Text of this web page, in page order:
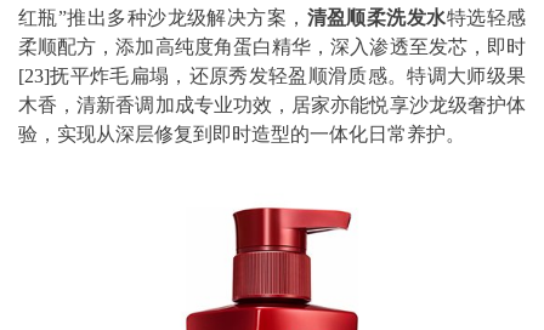
红瓶”推出多种沙龙级解决方案， 清盈顺柔洗发水特选轻感
柔顺配方，添加高纯度角蛋白精华，深入渗透至发芯，即时
[23]抚平炸毛扁塌，还原秀发轻盈顺滑质感。特调大师级果
木香，清新香调加成专业功效，居家亦能悦享沙龙级奢护体
验，实现从深层修复到即时造型的一体化日常养护。